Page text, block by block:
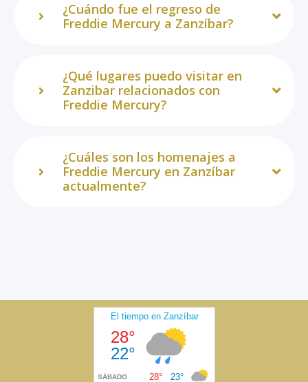
¿Cuándo fue el regreso de
Freddie Mercury a Zanzíbar?
¿Qué lugares puedo visitar en
Zanzibar relacionados con
Freddie Mercury?
¿Cuáles son los homenajes a
Freddie Mercury en Zanzíbar
actualmente?